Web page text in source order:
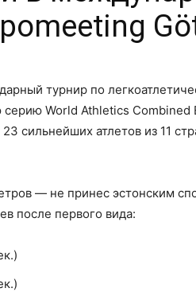
турнир по
World Athletics Combined
сильнейших атлетов из 11
— не принес эстонским
после первого вида: